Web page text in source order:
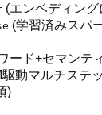
(エンベディン
(学習済みスパ
ード+セマンテ
駆動マルチステ
)